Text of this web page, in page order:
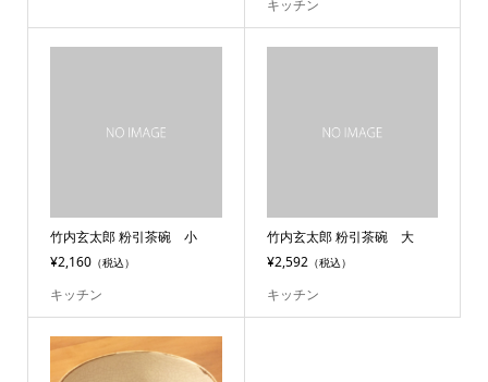
キッチン
竹内玄太郎 粉引茶碗 小
¥2,160（税込）
キッチン
竹内玄太郎 粉引茶碗 大
¥2,592（税込）
キッチン